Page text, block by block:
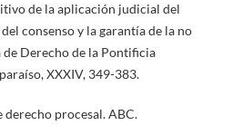
de la aplicación judicial del
consenso y la garantía de la no
Derecho de la Pontificia
XXXIV, 349-383.
derecho procesal. ABC.